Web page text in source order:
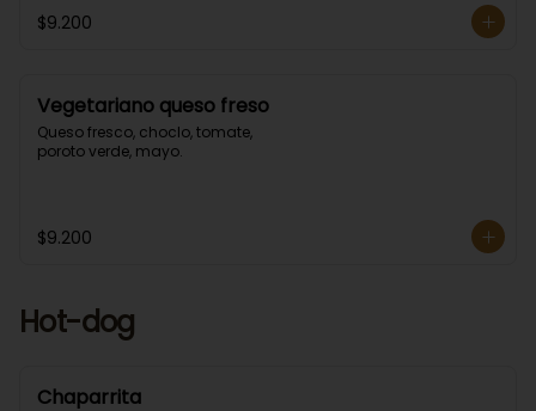
$9.200
Vegetariano queso freso
Queso fresco, choclo, tomate,
poroto verde, mayo.
$9.200
Hot-dog
Chaparrita